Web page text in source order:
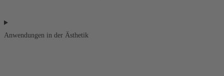
Anwendungen in der Ästhetik